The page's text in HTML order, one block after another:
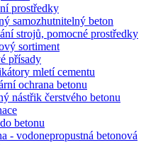
prostředky
samozhutnitelný beton
strojů, pomocné prostředky
sortiment
přísady
mletí cementu
ochrana betonu
nástřik čerstvého betonu
betonu
- vodonepropustná betonová